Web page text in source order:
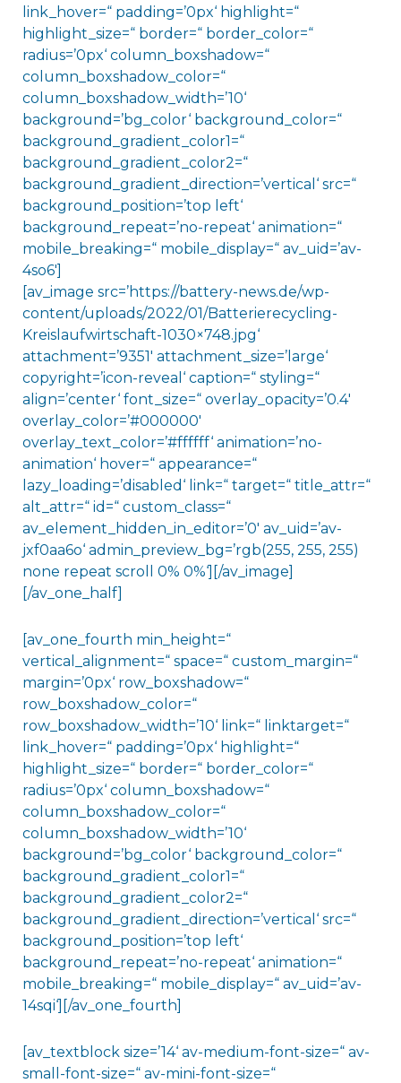
link_hover=“ padding=’0px‘ highlight=“
highlight_size=“ border=“ border_color=“
radius=’0px‘ column_boxshadow=“
column_boxshadow_color=“
column_boxshadow_width=’10‘
background=’bg_color‘ background_color=“
background_gradient_color1=“
background_gradient_color2=“
background_gradient_direction=’vertical‘ src=“
background_position=’top left‘
background_repeat=’no-repeat‘ animation=“
mobile_breaking=“ mobile_display=“ av_uid=’av-
4so6′]
[av_image src=’https://battery-news.de/wp-
content/uploads/2022/01/Batterierecycling-
Kreislaufwirtschaft-1030×748.jpg‘
attachment=’9351′ attachment_size=’large‘
copyright=’icon-reveal‘ caption=“ styling=“
align=’center‘ font_size=“ overlay_opacity=’0.4′
overlay_color=’#000000′
overlay_text_color=’#ffffff‘ animation=’no-
animation‘ hover=“ appearance=“
lazy_loading=’disabled‘ link=“ target=“ title_attr=“
alt_attr=“ id=“ custom_class=“
av_element_hidden_in_editor=’0′ av_uid=’av-
jxf0aa6o‘ admin_preview_bg=’rgb(255, 255, 255)
none repeat scroll 0% 0%‘][/av_image]
[/av_one_half]
[av_one_fourth min_height=“
vertical_alignment=“ space=“ custom_margin=“
margin=’0px‘ row_boxshadow=“
row_boxshadow_color=“
row_boxshadow_width=’10‘ link=“ linktarget=“
link_hover=“ padding=’0px‘ highlight=“
highlight_size=“ border=“ border_color=“
radius=’0px‘ column_boxshadow=“
column_boxshadow_color=“
column_boxshadow_width=’10‘
background=’bg_color‘ background_color=“
background_gradient_color1=“
background_gradient_color2=“
background_gradient_direction=’vertical‘ src=“
background_position=’top left‘
background_repeat=’no-repeat‘ animation=“
mobile_breaking=“ mobile_display=“ av_uid=’av-
14sqi‘][/av_one_fourth]
[av_textblock size=’14‘ av-medium-font-size=“ av-
small-font-size=“ av-mini-font-size=“